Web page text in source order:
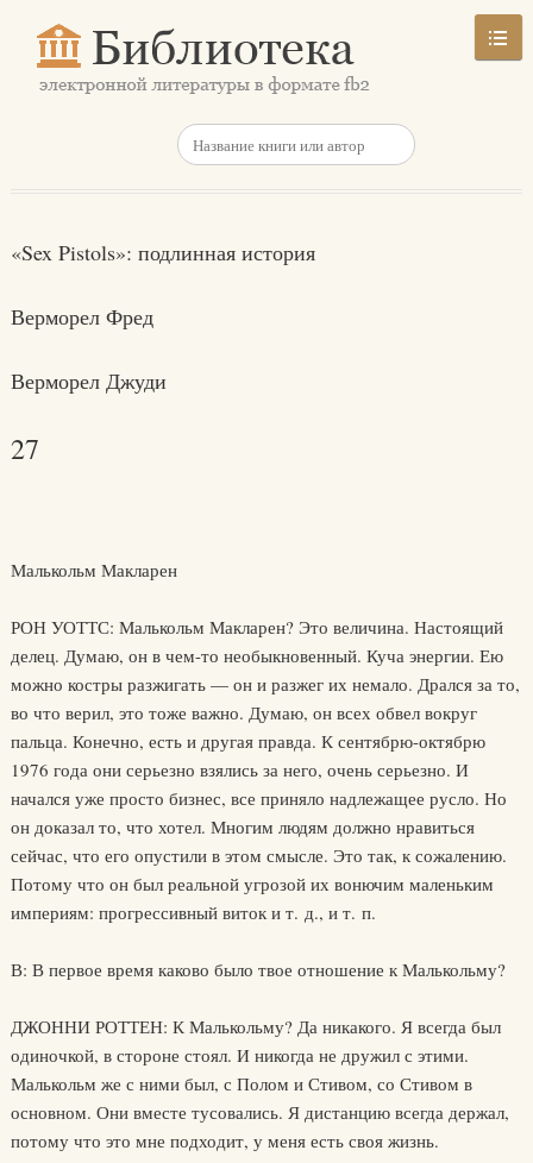
«Sex Pistols»: подлинная история
Верморел Фред
Верморел Джуди
27
Малькольм Макларен
РОН УОТТС: Малькольм Макларен? Это величина. Настоящий
делец. Думаю, он в чем-то необыкновенный. Куча энергии. Ею
можно костры разжигать — он и разжег их немало. Дрался за то,
во что верил, это тоже важно. Думаю, он всех обвел вокруг
пальца. Конечно, есть и другая правда. К сентябрю-октябрю
1976 года они серьезно взялись за него, очень серьезно. И
начался уже просто бизнес, все приняло надлежащее русло. Но
он доказал то, что хотел. Многим людям должно нравиться
сейчас, что его опустили в этом смысле. Это так, к сожалению.
Потому что он был реальной угрозой их вонючим маленьким
империям: прогрессивный виток и т. д., и т. п.
В: В первое время каково было твое отношение к Малькольму?
ДЖОННИ РОТТЕН: К Малькольму? Да никакого. Я всегда был
одиночкой, в стороне стоял. И никогда не дружил с этими.
Малькольм же с ними был, с Полом и Стивом, со Стивом в
основном. Они вместе тусовались. Я дистанцию всегда держал,
потому что это мне подходит, у меня есть своя жизнь.